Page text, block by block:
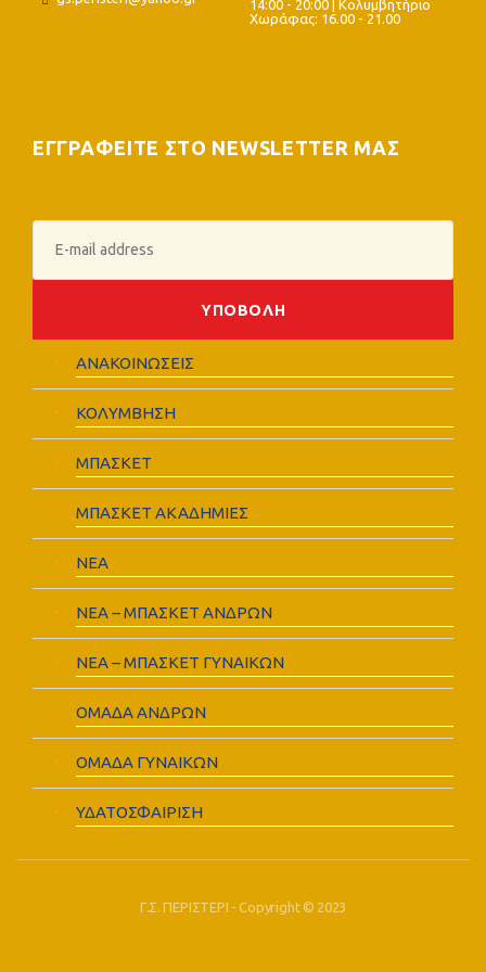
14:00 - 20:00 | Κολυμβητήριο
Χωράφας: 16.00 - 21.00
ΕΓΓΡΑΦΕΙΤΕ ΣΤΟ NEWSLETTER ΜΑΣ
ΑΝΑΚΟΙΝΩΣΕΙΣ
ΚΟΛΥΜΒΗΣΗ
ΜΠΑΣΚΕΤ
ΜΠΑΣΚΕΤ ΑΚΑΔΗΜΙΕΣ
ΝΕΑ
ΝΕΑ – ΜΠΑΣΚΕΤ ΑΝΔΡΩΝ
ΝΕΑ – ΜΠΑΣΚΕΤ ΓΥΝΑΙΚΩΝ
ΟΜΑΔΑ ΑΝΔΡΩΝ
ΟΜΑΔΑ ΓΥΝΑΙΚΩΝ
ΥΔΑΤΟΣΦΑΙΡΙΣΗ
Γ.Σ. ΠΕΡΙΣΤΕΡΙ - Copyright © 2023